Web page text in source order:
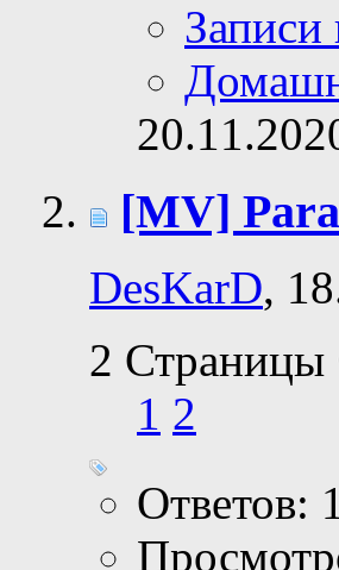
Записи
[MV]
DesKarD,
2 Страницы
1 2
Ответов: